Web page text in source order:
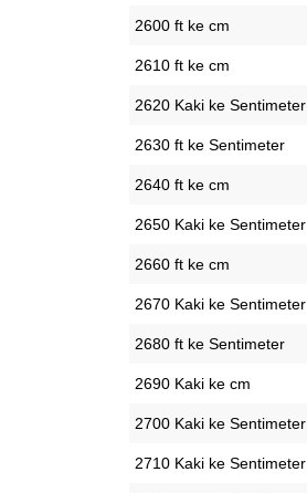
2600 ft ke cm
2610 ft ke cm
2620 Kaki ke Sentimeter
2630 ft ke Sentimeter
2640 ft ke cm
2650 Kaki ke Sentimeter
2660 ft ke cm
2670 Kaki ke Sentimeter
2680 ft ke Sentimeter
2690 Kaki ke cm
2700 Kaki ke Sentimeter
2710 Kaki ke Sentimeter